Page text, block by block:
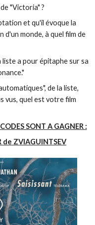
"Victoria" ?
et qu'il évoque la
d'un monde, à quel film de
liste a pour épitaphe sur sa
de la liste,
vus, quel est votre film
SONT A GAGNER :
ZVIAGUINTSEV